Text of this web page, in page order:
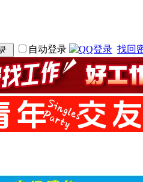
自动登录 找回